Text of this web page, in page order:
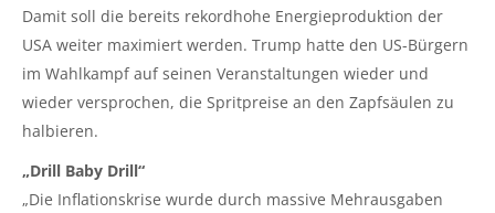
Damit soll die bereits rekordhohe Energieproduktion der
USA weiter maximiert werden. Trump hatte den US-Bürgern
im Wahlkampf auf seinen Veranstaltungen wieder und
wieder versprochen, die Spritpreise an den Zapfsäulen zu
halbieren.
„Drill Baby Drill“
„Die Inflationskrise wurde durch massive Mehrausgaben